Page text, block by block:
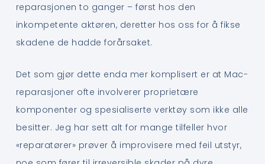
reparasjonen to ganger – først hos den
inkompetente aktøren, deretter hos oss for å fikse
skadene de hadde forårsaket.
Det som gjør dette enda mer komplisert er at Mac-
reparasjoner ofte involverer proprietære
komponenter og spesialiserte verktøy som ikke alle
besitter. Jeg har sett alt for mange tilfeller hvor
«reparatører» prøver å improvisere med feil utstyr,